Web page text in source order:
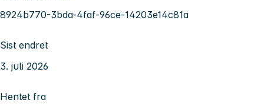
8924b770-3bda-4faf-96ce-14203e14c81a
Sist endret
3. juli 2026
Hentet fra